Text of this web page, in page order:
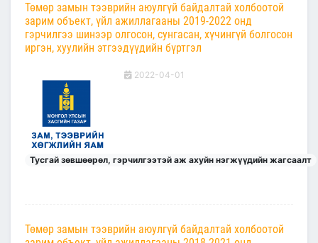
Төмөр замын тээврийн аюулгүй байдалтай холбоотой
зарим объект, үйл ажиллагааны 2019-2022 онд
гэрчилгээ шинээр олгосон, сунгасан, хүчингүй болгосон
иргэн, хуулийн этгээдүүдийн бүртгэл
2022-04-01
Тусгай зөвшөөрөл, гэрчилгээтэй аж ахуйн нэгжүүдийн жагсаалт
Төмөр замын тээврийн аюулгүй байдалтай холбоотой